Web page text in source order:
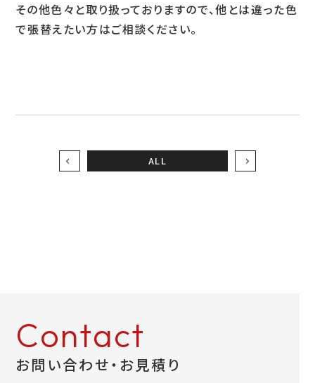
その他色々と取り扱っておりますので、他とは違った色
で張替えたい方はご相談ください。
ALL
Contact
お問い合わせ・お見積り